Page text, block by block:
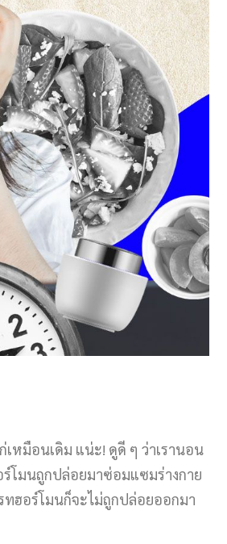
หมือนเดิม แน่ะ! ดูดี ๆ ว่าเรานอน
ร์โมนถูกปล่อยมาซ่อมแซมร่างกาย
ฮอร์โมนก็จะไม่ถูกปล่อยออกมา